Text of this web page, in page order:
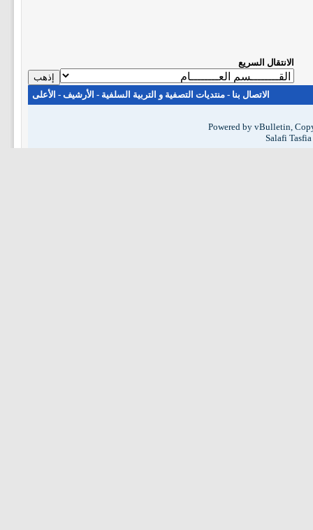
الانتقال السريع
الاتصال بنا - منتديات التصفية و التربية السلفية - الأرشيف - الأعلى
Powered by vBulletin,
Salafi